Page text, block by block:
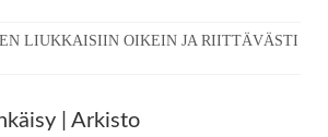
LIUKKAISIIN OIKEIN JA RIITTÄVÄSTI
| Arkisto